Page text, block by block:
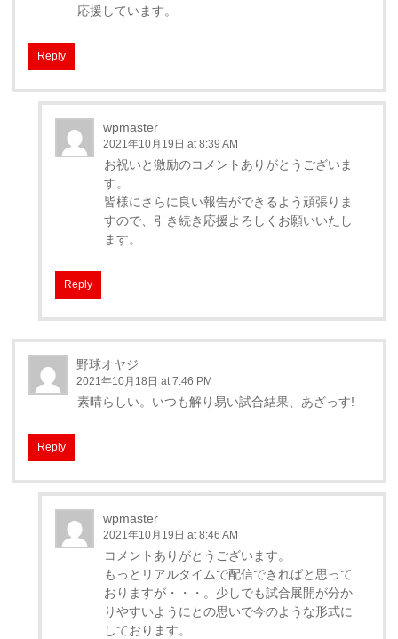
応援しています。
Reply
wpmaster
2021年10月19日 at 8:39 AM
お祝いと激励のコメントありがとうございま
す。
皆様にさらに良い報告ができるよう頑張りま
すので、引き続き応援よろしくお願いいたし
ます。
Reply
野球オヤジ
2021年10月18日 at 7:46 PM
素晴らしい。いつも解り易い試合結果、あざっす!
Reply
wpmaster
2021年10月19日 at 8:46 AM
コメントありがとうございます。
もっとリアルタイムで配信できればと思って
おりますが・・・。少しでも試合展開が分か
りやすいようにとの思いで今のような形式に
しております。